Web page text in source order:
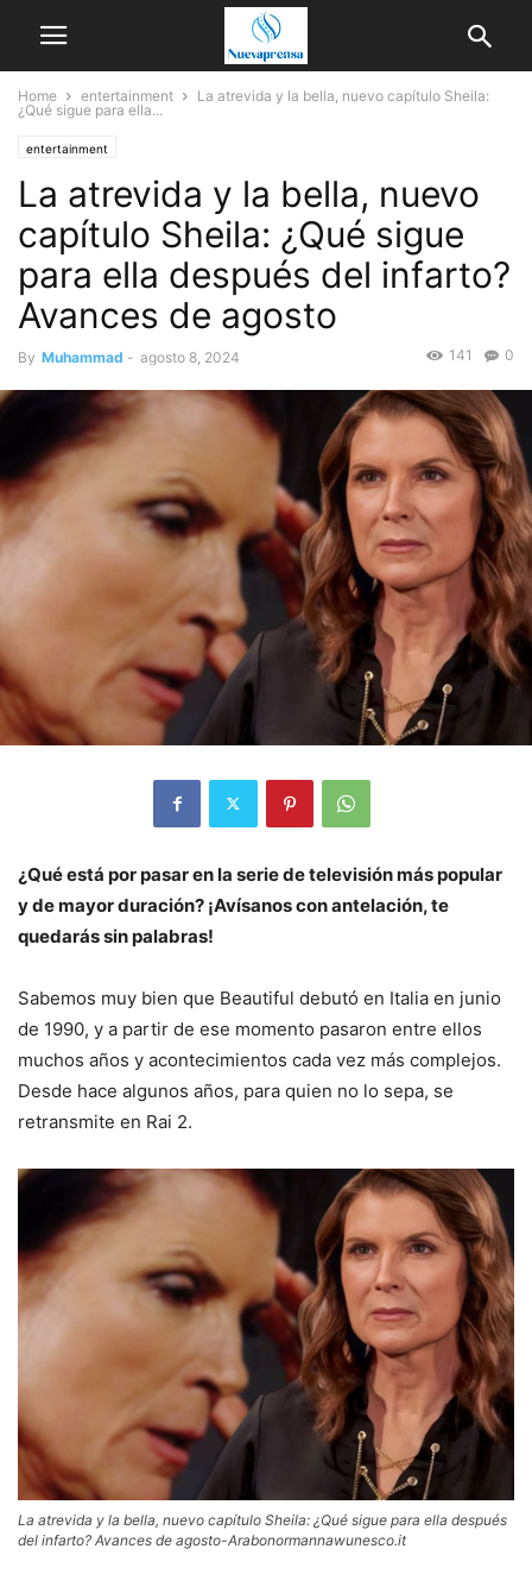
Home entertainment
La atrevida y la bella, nuevo capítulo Sheila:
¿Qué sigue para ella...
entertainment
La atrevida y la bella, nuevo
capítulo Sheila: ¿Qué sigue
para ella después del infarto?
Avances de agosto
By Muhammad - agosto 8, 2024 0
141
¿Qué está por pasar en la serie de televisión más popular
y de mayor duración? ¡Avísanos con antelación, te
quedarás sin palabras!
Sabemos muy bien que Beautiful debutó en Italia en junio
de 1990, y a partir de ese momento pasaron entre ellos
muchos años y acontecimientos cada vez más complejos.
Desde hace algunos años, para quien no lo sepa, se
retransmite en Rai 2.
La atrevida y la bella, nuevo capítulo Sheila: ¿Qué sigue para ella después
del infarto? Avances de agosto-Arabonormannawunesco.it